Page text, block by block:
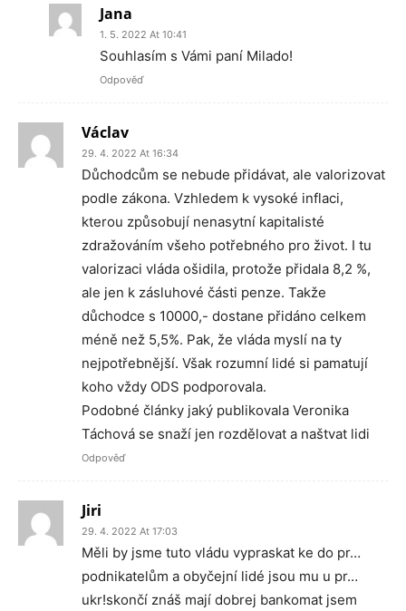
Jana
1. 5. 2022 At 10:41
Souhlasím s Vámi paní Milado!
Odpověď
Václav
29. 4. 2022 At 16:34
Důchodcům se nebude přidávat, ale valorizovat
podle zákona. Vzhledem k vysoké inflaci,
kterou způsobují nenasytní kapitalisté
zdražováním všeho potřebného pro život. I tu
valorizaci vláda ošidila, protože přidala 8,2 %,
ale jen k zásluhové části penze. Takže
důchodce s 10000,- dostane přidáno celkem
méně než 5,5%. Pak, že vláda myslí na ty
nejpotřebnější. Však rozumní lidé si pamatují
koho vždy ODS podporovala.
Podobné články jaký publikovala Veronika
Táchová se snaží jen rozdělovat a naštvat lidi
Odpověď
Jiri
29. 4. 2022 At 17:03
Měli by jsme tuto vládu vypraskat ke do pr…
podnikatelům a obyčejní lidé jsou mu u pr…
ukr!skončí znáš mají dobrej bankomat jsem